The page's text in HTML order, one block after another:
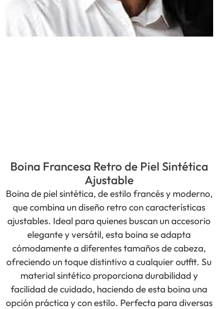
Boina Francesa Retro de Piel Sintética
Ajustable
Boina de piel sintética, de estilo francés y moderno,
que combina un diseño retro con características
ajustables. Ideal para quienes buscan un accesorio
elegante y versátil, esta boina se adapta
cómodamente a diferentes tamaños de cabeza,
ofreciendo un toque distintivo a cualquier outfit. Su
material sintético proporciona durabilidad y
facilidad de cuidado, haciendo de esta boina una
opción práctica y con estilo. Perfecta para diversas